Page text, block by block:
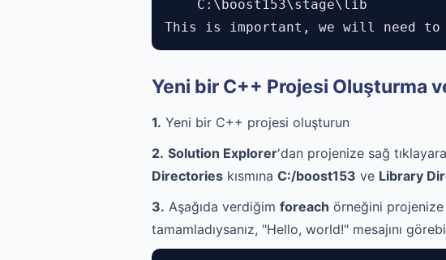
C:\boost153\stage\lib
This is important, we will need to
Yeni bir C++ Projesi Oluşturma
1. Yeni bir C++ projesi oluşturun
2. Solution Explorer'dan projenize sağ
Directories kısmına C:/boost153 ve Library
3. Aşağıda verdiğim foreach örneğini projenize
tamamladıysanız, "Hello, world!" mesajını